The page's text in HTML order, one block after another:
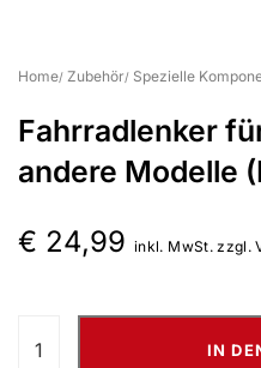
Home Zubehör Spezielle
Fahrradlenker
andere Modelle
€ 24,99 inkl. MwSt. zzgl.
IN